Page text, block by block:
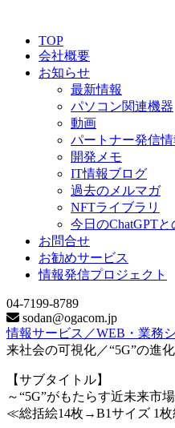
TOP
会社概要
お知らせ
最新情報
パソコン関連機器
動画
パートナー発信情
開発メモ
IT情報ブログ
過去のメルマガ
NFTライブラリ
今日のChatGPT
お問合せ
お勧めサービス
情報発信プロジェクト
04-7199-8789
sodan@ogacom.jp
情報サービス／WEB・業務
来社会の可視化／“5G”の進
【サブタイトル】
～“5G”がもたらす近未来市
≪総括絵14枚→B1サイズ 1